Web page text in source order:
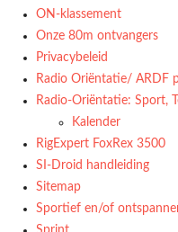
ON-klassement
Onze 80m ontvangers
Privacybeleid
Radio Oriëntatie/ ARDF
Radio‑Oriëntatie: Sport,
Kalender
RigExpert FoxRex 3500
SI-Droid handleiding
Sitemap
Sportief en/of